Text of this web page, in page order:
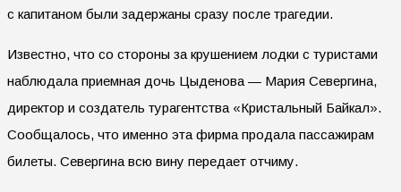
с капитаном были задержаны сразу после трагедии.
Известно, что со стороны за крушением лодки с туристами
наблюдала приемная дочь Цыденова — Мария Севергина,
директор и создатель турагентства «Кристальный Байкал».
Сообщалось, что именно эта фирма продала пассажирам
билеты. Севергина всю вину передает отчиму.